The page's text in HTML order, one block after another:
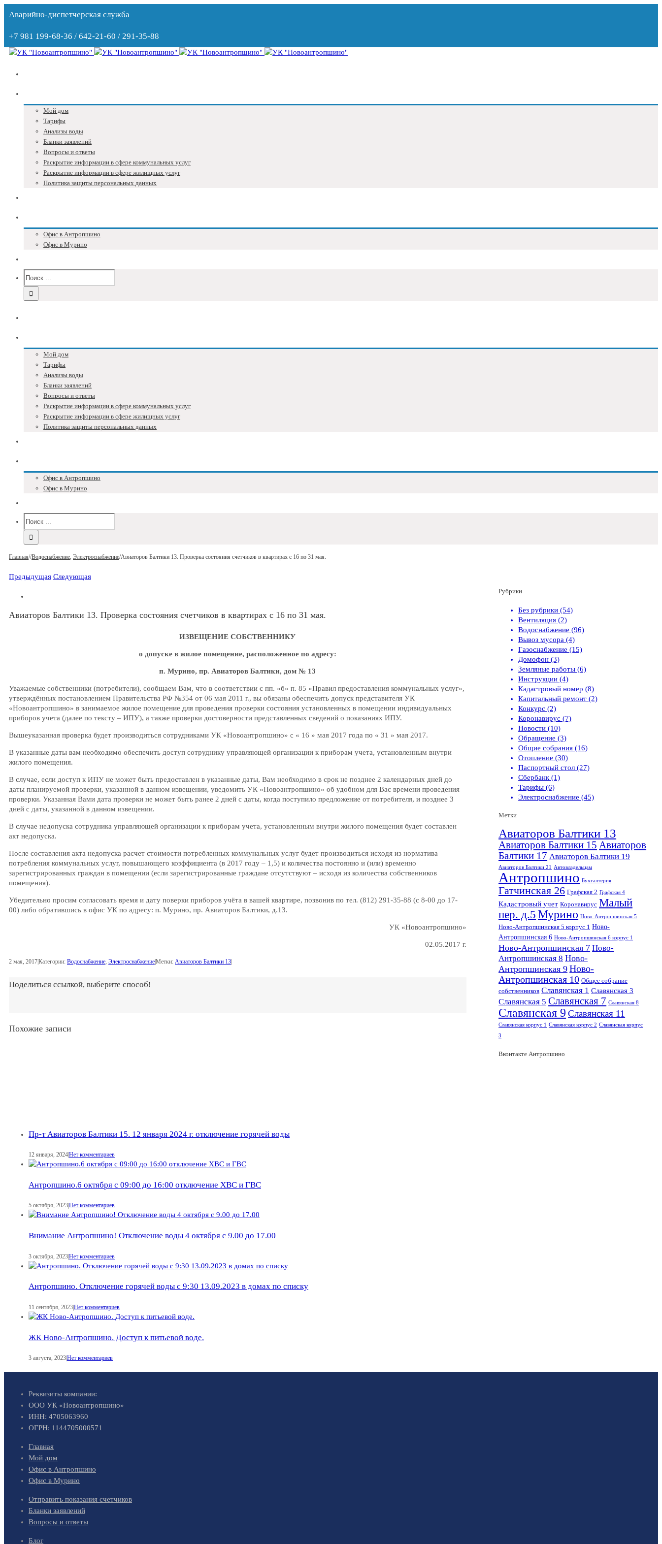
Аварийно-диспетчерская служба
+7 981 199-68-36 / 642-21-60 / 291-35-88
Мой дом
Тарифы
Анализы воды
Бланки заявлений
Вопросы и ответы
Раскрытие информации в сфере коммунальных услуг
Раскрытие информации в сфере жилищных услуг
Политика защиты персональных данных
Офис в Антропшино
Офис в Мурино
Мой дом
Тарифы
Анализы воды
Бланки заявлений
Вопросы и ответы
Раскрытие информации в сфере коммунальных услуг
Раскрытие информации в сфере жилищных услуг
Политика защиты персональных данных
Офис в Антропшино
Офис в Мурино
Главная//Водоснабжение, Электроснабжение/Авиаторов Балтики 13. Проверка состояния счетчиков в квартирах с 16 по 31 мая.
Предыдущая Следующая
Авиаторов Балтики 13. Проверка состояния счетчиков в квартирах с 16 по 31 мая.
ИЗВЕЩЕНИЕ СОБСТВЕННИКУ
о допуске в жилое помещение, расположенное по адресу:
п. Мурино, пр. Авиаторов Балтики, дом № 13
Уважаемые собственники (потребители), сообщаем Вам, что в соответствии с пп. «б» п. 85 «Правил предоставления коммунальных услуг»,
утверждённых постановлением Правительства РФ №354 от 06 мая 2011 г., вы обязаны обеспечить допуск представителя УК
«Новоантропшино» в занимаемое жилое помещение для проведения проверки состояния установленных в помещении индивидуальных
приборов учета (далее по тексту – ИПУ), а также проверки достоверности представленных сведений о показаниях ИПУ.
Вышеуказанная проверка будет производиться сотрудниками УК «Новоантропшино» с « 16 » мая 2017 года по « 31 » мая 2017.
В указанные даты вам необходимо обеспечить доступ сотруднику управляющей организации к приборам учета, установленным внутри
жилого помещения.
В случае, если доступ к ИПУ не может быть предоставлен в указанные даты, Вам необходимо в срок не позднее 2 календарных дней до
даты планируемой проверки, указанной в данном извещении, уведомить УК «Новоантропшино» об удобном для Вас времени проведения
проверки. Указанная Вами дата проверки не может быть ранее 2 дней с даты, когда поступило предложение от потребителя, и позднее 3
дней с даты, указанной в данном извещении.
В случае недопуска сотрудника управляющей организации к приборам учета, установленным внутри жилого помещения будет составлен
акт недопуска.
После составления акта недопуска расчет стоимости потребленных коммунальных услуг будет производиться исходя из норматива
потребления коммунальных услуг, повышающего коэффициента (в 2017 году – 1,5) и количества постоянно и (или) временно
зарегистрированных граждан в помещении (если зарегистрированные граждане отсутствуют – исходя из количества собственников
помещения).
Убедительно просим согласовать время и дату поверки приборов учёта в вашей квартире, позвонив по тел. (812) 291-35-88 (с 8-00 до 17-
00) либо обратившись в офис УК по адресу: п. Мурино, пр. Авиаторов Балтики, д.13.
УК «Новоантропшино»
02.05.2017 г.
2 мая, 2017|Категории: Водоснабжение Электроснабжение|Метки: Авиаторов Балтики 13|
Поделиться ссылкой, выберите способ!
Похожие записи
Пр-т Авиаторов Балтики 15. 12 января 2024 г. отключение горячей воды
12 января, 2024Нет комментариев
Антропшино.6 октября с 09:00 до 16:00 отключение ХВС и ГВС
5 октября, 2023Нет комментариев
Внимание Антропшино! Отключение воды 4 октября с 9.00 до 17.00
3 октября, 2023|Нет комментариев
Антропшино. Отключение горячей воды с 9:30 13.09.2023 в домах по списку
11 сентября, 2023|Нет комментариев
ЖК Ново-Антропшино. Доступ к питьевой воде.
3 августа, 2023Нет комментариев
Рубрики
Без рубрики (54)
Вентиляция (2)
Водоснабжение (96)
Вывоз мусора (4)
Газоснабжение (15)
Домофон (3)
Земляные работы (6)
Инструкции (4)
Кадастровый номер (8)
Капитальный ремонт (2)
Конкурс (2)
Коронавирус (7)
Новости (10)
Обращение (3)
Общие собрания (16)
Отопление (30)
Паспортный стол (27)
Сбербанк (1)
Тарифы (6)
Электроснабжение (45)
Метки
Авиаторов Балтики 13
Авиаторов Балтики 15 Авиаторов
Балтики 17 Авиаторов Балтики 19
Авиаторов Балтики 21 Автовладельцам
Антропшино Бухгалтерия
Гатчинская 26 Графская 2 Графская 4
Кадастровый учет Коронавирус Малый
пер. д.5Мурино Ново-Антропшинская 5
Ново-Антропшинская 5 корпус 1 Ново-
Антропшинская 6 Ново-Антропшинская 6 корпус 1
Ново-Антропшинская 7 Ново-
Антропшинская 8 Ново-
Антропшинская 9 Ново-
Антропшинская 10 Общее собрание
собственников Славянская 1 Славянская 3
Славянская 5 Славянская 7 Славянская 8
Славянская 9 Славянская 11
Славянская корпус 1 Славянская корпус 2 Славянская корпус
3
Вконтакте Антропшино
Реквизиты компании:
ООО УК «Новоантропшино»
ИНН: 4705063960
ОГРН: 1144705000571
Главная
Мой дом
Офис в Антропшино
Офис в Мурино
Отправить показания счетчиков
Бланки заявлений
Вопросы и ответы
Блог